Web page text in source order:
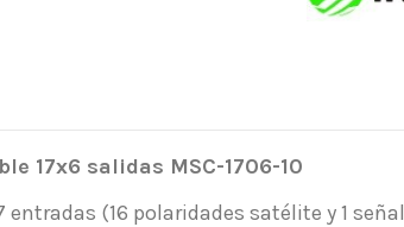
17x6 salidas MSC-1706-10
(16 polaridades satélite y 1 señal